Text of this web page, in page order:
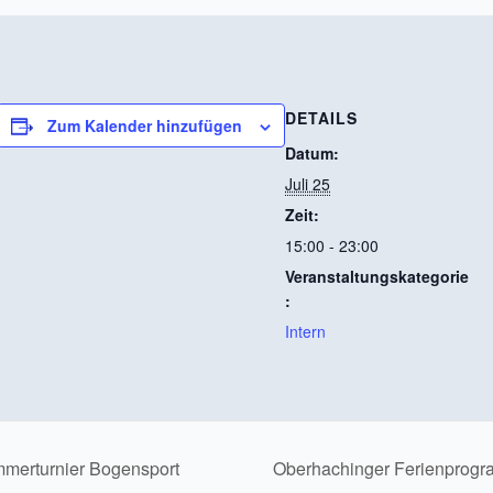
Zum Kalender hinzufügen
DETAILS
Datum:
Juli 25
Zeit:
15:00 - 23:00
Veranstaltungskategorie
:
Intern
Bogensport Oberhachinger